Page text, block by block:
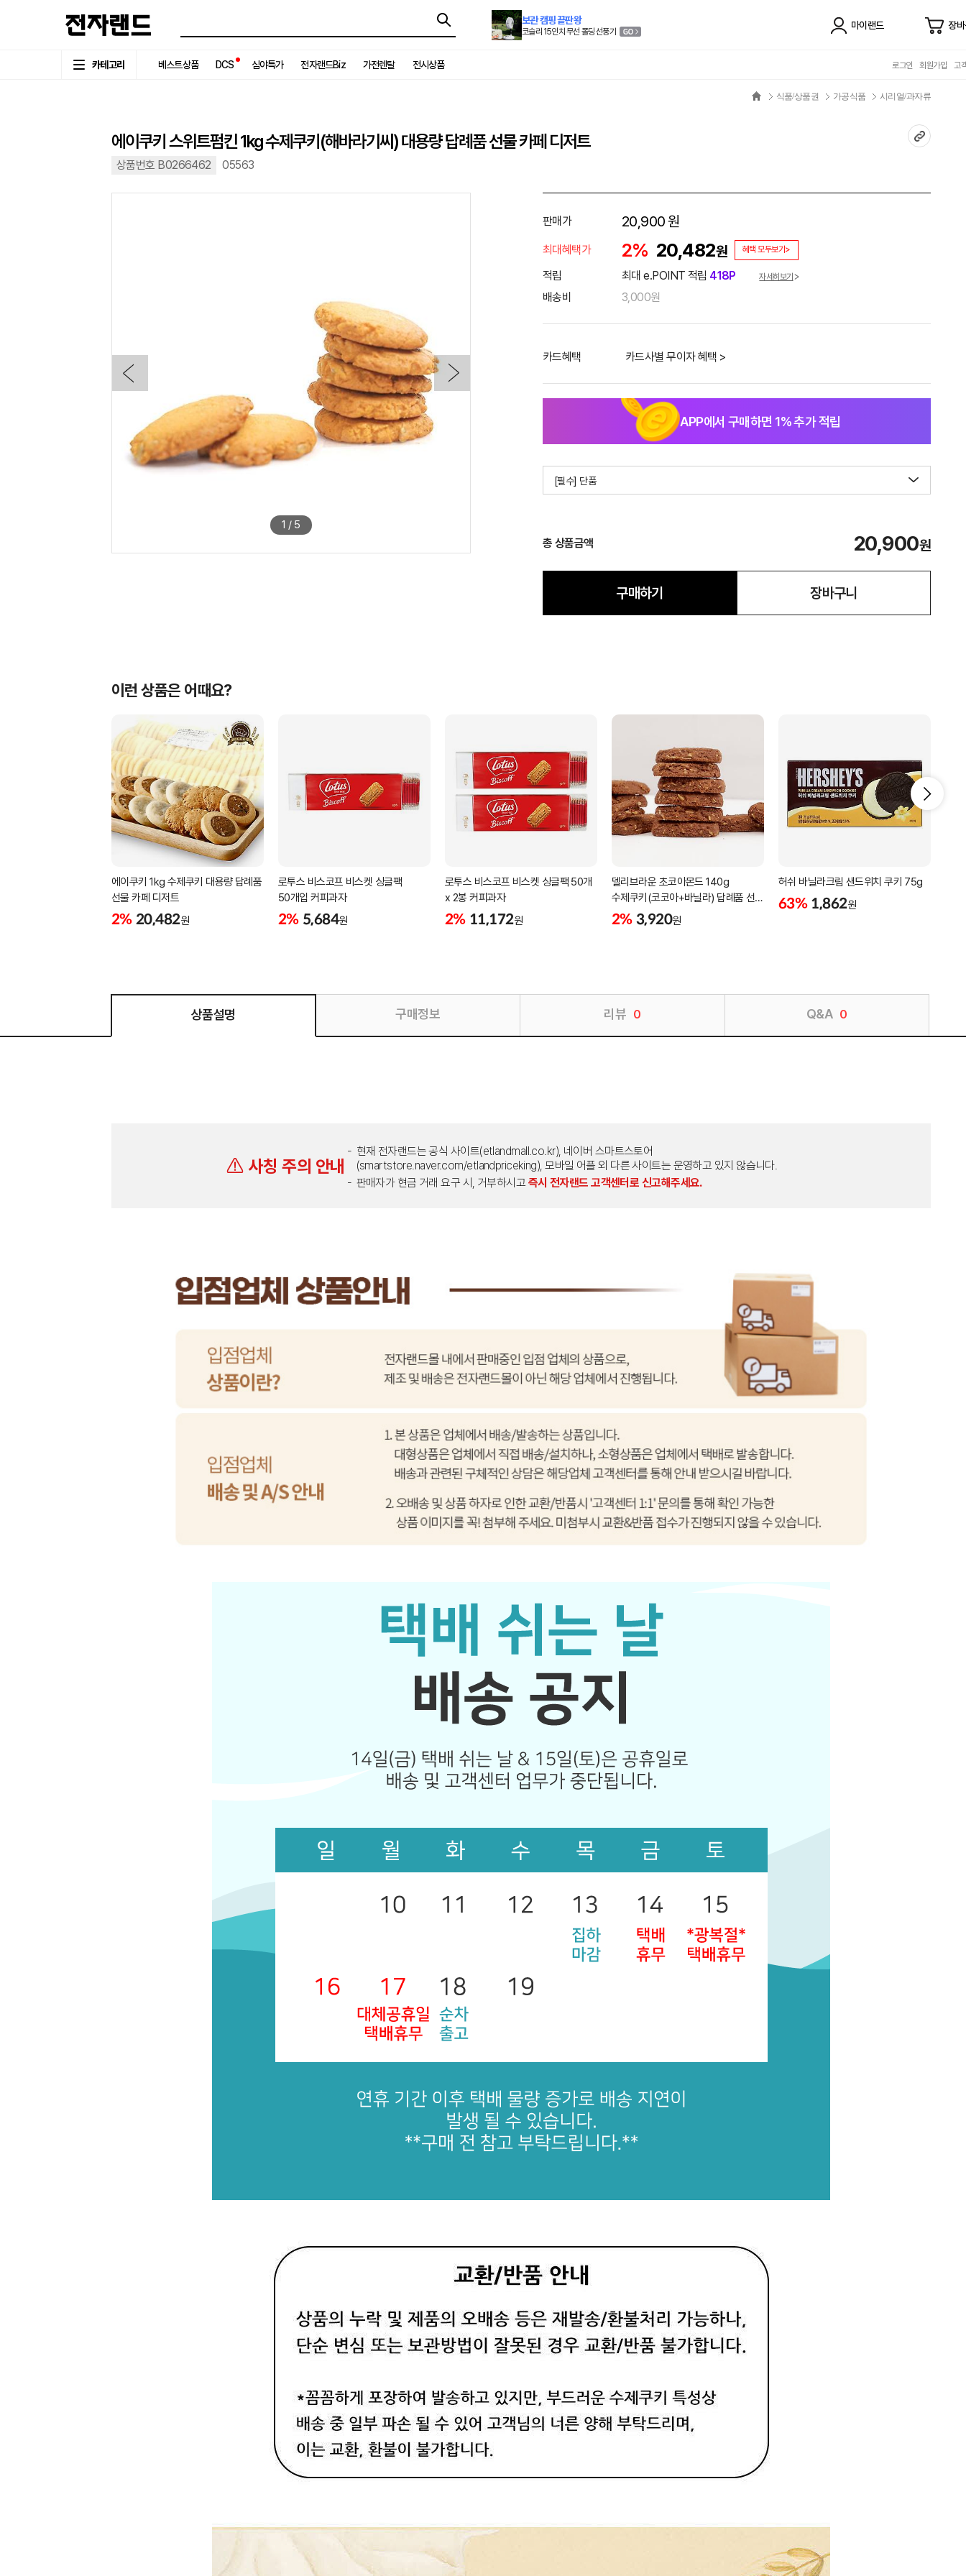
보관 캠핑 끝판왕
코슬리 15인치 무선 폴딩 선풍기
마이랜드 장
카테고리 베스트상품 DCS 심야특가 전자랜드Biz 가전렌탈 전시상품 로그인 회원가입 고
식품/상품권 가공식품 시리얼/과자류
에이쿠키 스위트펌킨 1kg 수제쿠키(해바라기씨) 대용량 답례품 선물 카페 디저트
상품번호 B0266462 05563
1 / 5
판매가 20,900원
최대혜택가 2% 20,482원 혜택 모두보기>
적립 최대 e.POINT 적립 418P 자세히보기
배송비 3,000원
카드혜택 카드사별 무이자 혜택 >
APP에서 구매하면 1% 추가 적립
[필수] 단품
총 상품금액 20,900원
구매하기 장바구니
이런 상품은 어때요?
에이쿠키 1kg 수제쿠키 대용량 답례품
선물 카페 디저트
2% 20,482원
로투스 비스코프 비스켓 싱글팩
50개입 커피과자
2% 5,684원
로투스 비스코프 비스켓 싱글팩 50개
x 2봉 커피과자
2% 11,172원
델리브라운 초코아몬드 140g
수제쿠키(코코아+바닐라) 답례품 선물
카페 디저트
2% 3,920원
허쉬 바닐라크림 샌드위치 쿠키 75g
63% 1,862원
상품설명 구매정보 리뷰 0 Q&A 0
사칭 주의 안내
현재 전자랜드는 공식 사이트(etlandmall.co.kr), 네이버 스마트스토어
(smartstore.naver.com/etlandpriceking), 모바일 어플 외 다른 사이트는 운영하고 있지 않습니다.
판매자가 현금 거래 요구 시, 거부하시고 즉시 전자랜드 고객센터로 신고해주세요.